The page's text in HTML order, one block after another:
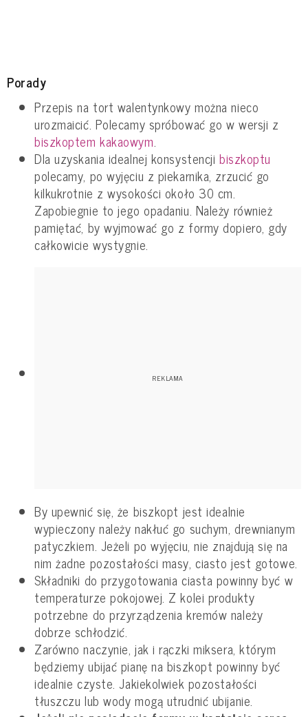
Porady
Przepis na tort walentynkowy można nieco
urozmaicić. Polecamy spróbować go w wersji z
biszkoptem kakaowym.
Dla uzyskania idealnej konsystencji biszkoptu
polecamy, po wyjęciu z piekarnika, zrzucić go
kilkukrotnie z wysokości około 30 cm.
Zapobiegnie to jego opadaniu. Należy również
pamiętać, by wyjmować go z formy dopiero, gdy
całkowicie wystygnie.
By upewnić się, że biszkopt jest idealnie
wypieczony należy nakłuć go suchym, drewnianym
patyczkiem. Jeżeli po wyjęciu, nie znajdują się na
nim żadne pozostałości masy, ciasto jest gotowe.
Składniki do przygotowania ciasta powinny być w
temperaturze pokojowej. Z kolei produkty
potrzebne do przyrządzenia kremów należy
dobrze schłodzić.
Zarówno naczynie, jak i rączki miksera, którym
będziemy ubijać pianę na biszkopt powinny być
idealnie czyste. Jakiekolwiek pozostałości
tłuszczu lub wody mogą utrudnić ubijanie.